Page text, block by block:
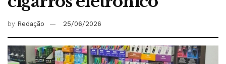
by Redação 25/06/2026